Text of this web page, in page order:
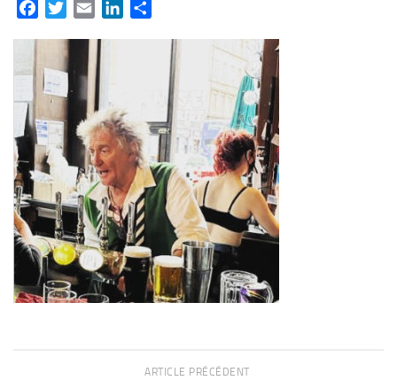
FacebookTwitterEmail LinkedIn
ARTICLE PRÉCÉDENT